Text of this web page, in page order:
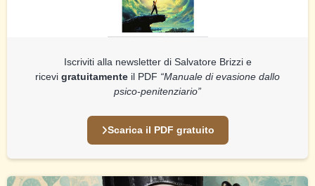
Iscriviti alla newsletter di Salvatore Brizzi e
ricevi gratuitamente il PDF “Manuale di evasione dallo
psico-penitenziario”
Scarica il PDF gratuito